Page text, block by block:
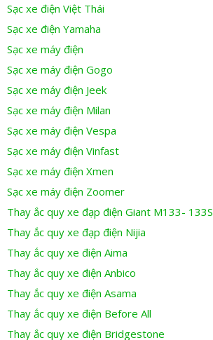
Sạc xe điện Việt Thái
Sạc xe điện Yamaha
Sạc xe máy điện
Sạc xe máy điện Gogo
Sạc xe máy điện Jeek
Sạc xe máy điện Milan
Sạc xe máy điện Vespa
Sạc xe máy điện Vinfast
Sạc xe máy điện Xmen
Sạc xe máy điện Zoomer
Thay ắc quy xe đạp điện Giant M133- 133S
Thay ắc quy xe đạp điện Nijia
Thay ắc quy xe điện Aima
Thay ắc quy xe điện Anbico
Thay ắc quy xe điện Asama
Thay ắc quy xe điện Before All
Thay ắc quy xe điện Bridgestone